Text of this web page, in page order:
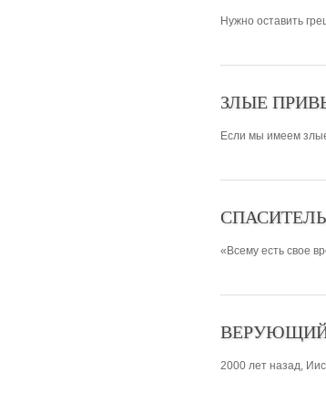
Нужно оставить
ЗЛЫЕ
Если мы имеем
«Всему есть свое
2000 лет назад,